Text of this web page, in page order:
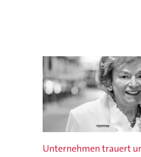
Unternehmen trauert